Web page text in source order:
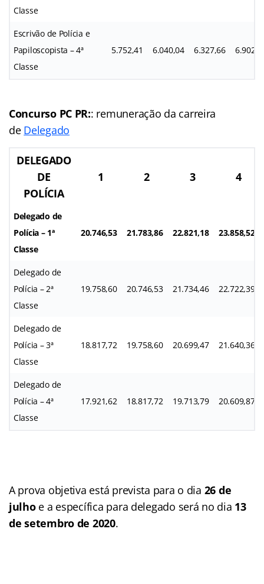
Classe
Escrivão de Polícia e
Papiloscopista – 4ª
Classe
5.752,41 6.040,04 6.327,66
Concurso PC PR:: remuneração da carreira
de Delegado
DELEGADO
DE
POLÍCIA
1 2 3 4
Delegado de
Polícia – 1ª
Classe
20.746,53 21.783,86 22.821,18 23.858,52
Delegado de
Polícia – 2ª
Classe
19.758,60 20.746,53 21.734,46 22.722,39
Delegado de
Polícia – 3ª
Classe
18.817,72 19.758,60 20.699,47 21.640,36
Delegado de
Polícia – 4ª
Classe
17.921,62 18.817,72 19.713,79 20.609,87
A prova objetiva está prevista para o dia 26 de
julhoe a específica para delegado será no dia 13
de setembro de 2020.